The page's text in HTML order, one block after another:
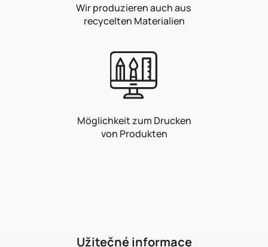
Wir produzieren auch aus
recycelten Materialien
Möglichkeit zum Drucken
von Produkten
Užitečné informace